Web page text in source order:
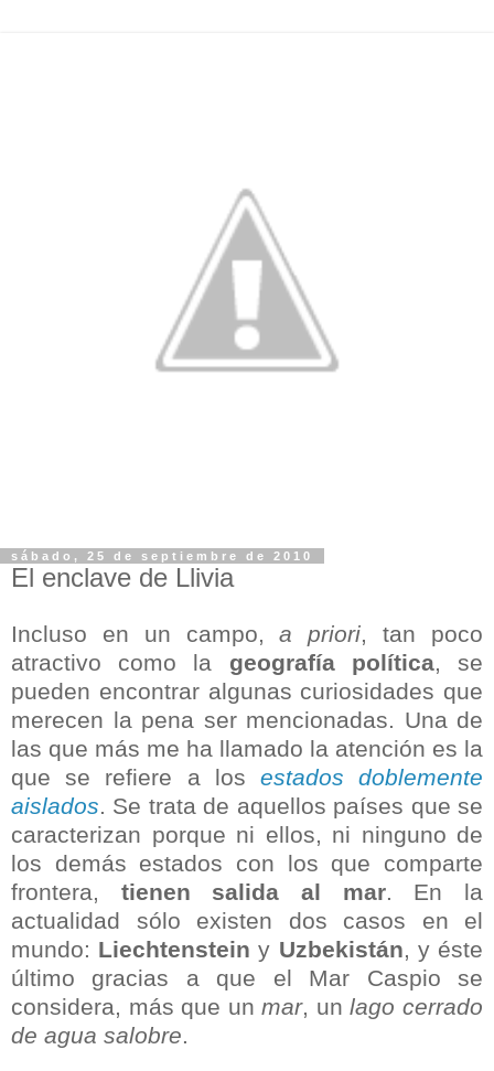
sábado, 25 de septiembre de 2010
El enclave de Llivia
Incluso en un campo,a priori, tan poco
atractivo como la geografía política, se
pueden encontrar algunas curiosidades que
merecen la pena ser mencionadas. Una de
las que más me ha llamado la atención es la
que se refiere a los estados doblemente
aislados. Se trata de aquellos países que se
caracterizan porque ni ellos, ni ninguno de
los demás estados con los que comparte
frontera, tienen salida al mar. En la
actualidad sólo existen dos casos en el
mundo: Liechtensteiny Uzbekistán, y éste
último gracias a que el Mar Caspio se
considera, más que unmar, unlago cerrado
de agua salobre.